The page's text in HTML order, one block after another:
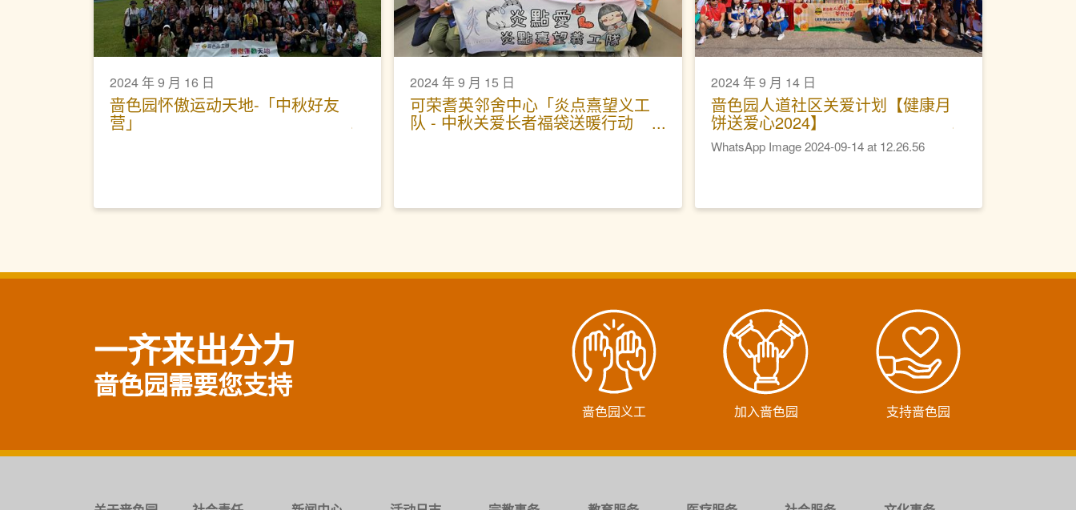
2024 年 9 月 16 日
啬色园怀傲运动天地-「中秋好友
营」
2024 年 9 月 15 日
可荣耆英邻舍中心「炎点熹望义工
队 - 中秋关爱长者福袋送暖行动
2024 年 9 月 14 日
啬色园人道社区关爱计划【健康月
饼送爱心2024】
WhatsApp Image 2024-09-14 at 12.26.56
一齐来出分力
啬色园需要您支持
啬色园义工 加入啬色园 支持啬色园